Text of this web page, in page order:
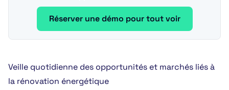
Réserver une démo pour tout voir
Veille quotidienne des opportunités et marchés liés à
la rénovation énergétique